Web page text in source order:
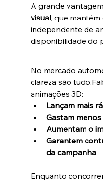
A grande
visual, que
independente de
disponibilidade do
No mercado
clareza são
animações 3D:
Lançam mais
Gastam menos
Aumentam o
Garantem
da campanha
Enquanto